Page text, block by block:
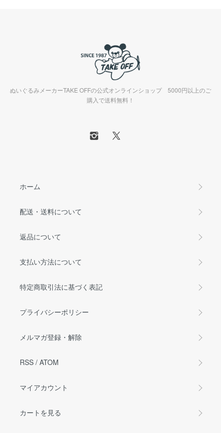
ぬいぐるみメーカーTAKE OFFの公式オンラインショップ 5000円以上のご
購入で送料無料！
ホーム
配送・送料について
返品について
支払い方法について
特定商取引法に基づく表記
プライバシーポリシー
メルマガ登録・解除
RSS / ATOM
マイアカウント
カートを見る